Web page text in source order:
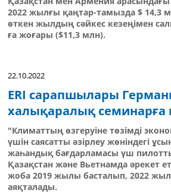
2022 жылғы қаңтар-тамызда $ 14,3
өткен жылдың сәйкес кезеңімен
ға жоғары ($11,3 млн).
22.10.2022
ERI сарапшылары
халықаралық семинарға
"Климаттың өзгеруіне төзімді
үшін саясатты әзірлеу жөніндегі
жаһандық бағдарламасы үш
Қазақстан және Вьетнамда әрекет
жоба 2019 жылы басталып, 2022
аяқталады.